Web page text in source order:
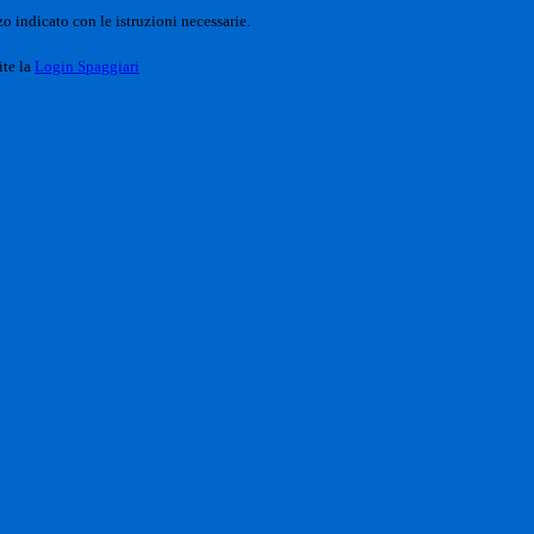
indicato con le istruzioni necessarie.
la Login Spaggiari